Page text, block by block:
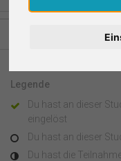
Legende
Du hast an dieser
eingelöst
Du hast an dieser
Du hast die